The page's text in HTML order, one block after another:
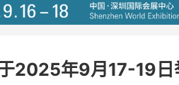
2025年9月17-19日